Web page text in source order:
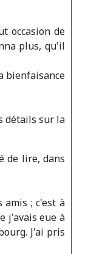
occasion de
plus, qu'il
bienfaisance
détails sur la
de lire, dans
; c'est à
j'avais eue à
J'ai pris